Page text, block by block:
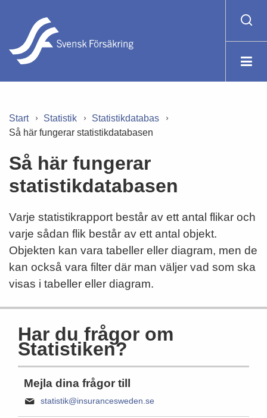
Start Statistik
Statistikdatabas
Så här fungerar statistikdatabasen
Så här fungerar
statistikdatabasen
Varje statistikrapport består av ett antal flikar och
varje sådan flik består av ett antal objekt.
Objekten kan vara tabeller eller diagram, men de
kan också vara filter där man väljer vad som ska
visas i tabeller eller diagram.
Har du frågor om
Statistiken?
Mejla dina frågor till
statistik@insurancesweden.se